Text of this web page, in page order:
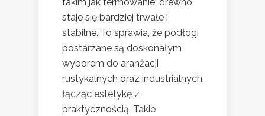
takim jak termowanie, drewno
staje się bardziej trwałe i
stabilne. To sprawia, że podłogi
postarzane są doskonałym
wyborem do aranżacji
rustykalnych oraz industrialnych,
łącząc estetykę z
praktycznością. Takie